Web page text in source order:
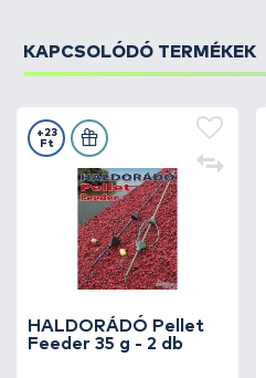
KAPCSOLÓDÓ TERMÉKEK
HALDORÁDÓ Pellet
Feeder 35 g - 2 db
+23
Ft